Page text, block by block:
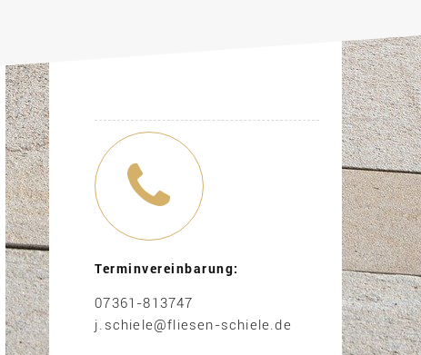
Terminvereinbarung:
07361-813747
j.schiele@fliesen-schiele.de